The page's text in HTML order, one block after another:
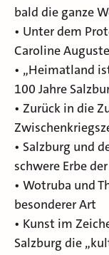
bald die ganze
• Unter dem
Caroline Auguste
• „Heimatland
100 Jahre
• Zurück in die
• Salzburg und
schwere Erbe
• Wotruba und
besonderer Art
• Kunst im
Salzburg die